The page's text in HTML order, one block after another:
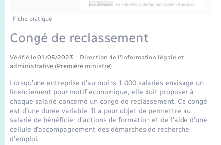
Organisation d’événement
Sécurité - Prévention
Seniors
Transports
La Communauté de communes
Fiche pratique
Congé de reclassement
Vérifié le 01/05/2023 – Direction de l'information légale et
administrative (Première ministre)
Lorsqu'une entreprise d'au moins 1 000 salariés envisage un
licenciement pour motif économique, elle doit proposer à
chaque salarié concerné un congé de reclassement. Ce congé
est d'une durée variable. Il a pour objet de permettre au
salarié de bénéficier d'actions de formation et de l'aide d'une
cellule d'accompagnement des démarches de recherche
d'emploi.